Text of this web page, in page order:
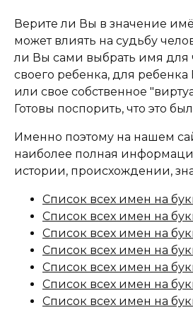
Верите ли Вы в значение
может влиять на судьбу
ли Вы сами выбрать имя для
своего ребенка, для
или свое собственное
Готовы поспорить, что это
Именно поэтому на нашем
наиболее полная
истории, происхождении,
Список всех имен на
Список всех имен на
Список всех имен на
Список всех имен на
Список всех имен на
Список всех имен на
Список всех имен на